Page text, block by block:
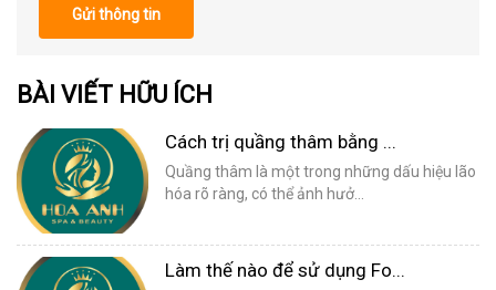
Gửi thông tin
BÀI VIẾT HỮU ÍCH
Cách trị quầng thâm bằng ...
Quầng thâm là một trong những dấu hiệu lão
hóa rõ ràng, có thể ảnh hưở...
Làm thế nào để sử dụng Fo...